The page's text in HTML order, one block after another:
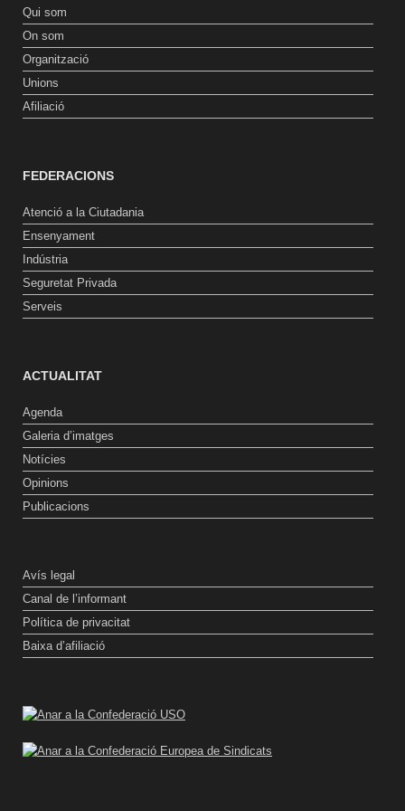
Qui som
On som
Organització
Unions
Afiliació
FEDERACIONS
Atenció a la Ciutadania
Ensenyament
Indústria
Seguretat Privada
Serveis
ACTUALITAT
Agenda
Galeria d’imatges
Notícies
Opinions
Publicacions
Avís legal
Canal de l’informant
Política de privacitat
Baixa d’afiliació